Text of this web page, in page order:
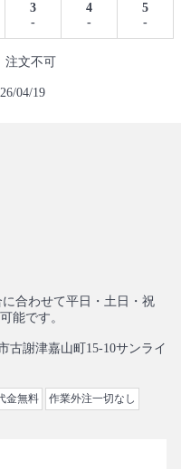
3
-
4
-
5
-
注文不可
04/19
合わせて平日・土日・祝
能です。
古謝津嘉山町15-10サンライ
金無料 作業外注一切なし